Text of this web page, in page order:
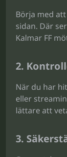
Börja med
sidan. Där
Kalmar FF
2.
När du har
eller
lättare att
3.